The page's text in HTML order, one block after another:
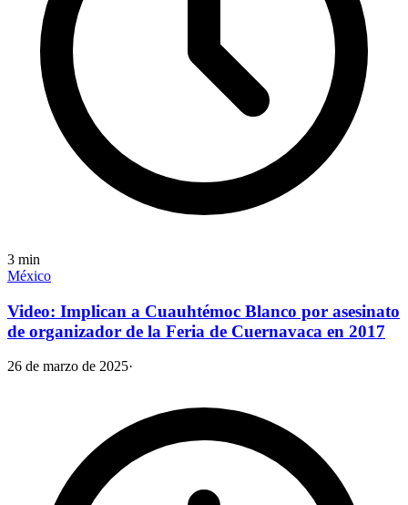
3 min
México
Video: Implican a Cuauhtémoc Blanco por asesinato
de organizador de la Feria de Cuernavaca en 2017
26 de marzo de 2025·